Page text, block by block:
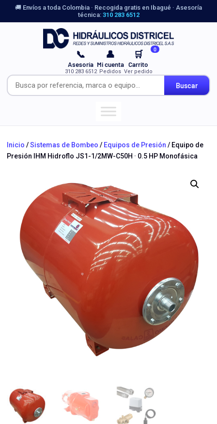
🚚 Envíos a toda Colombia · Recogida gratis en Ibagué · Asesoría
técnica: 310 283 6512
Buscar
📞
Asesoría
310 283 6512
👤
Mi cuenta
Pedidos
🛒 0
Carrito
Ver pedido
Inicio /Sistemas de Bombeo / Equipos de Presión / Equipo de
Presión IHM Hidroflo JS1-1/2MW-C50H · 0.5 HP Monofásica